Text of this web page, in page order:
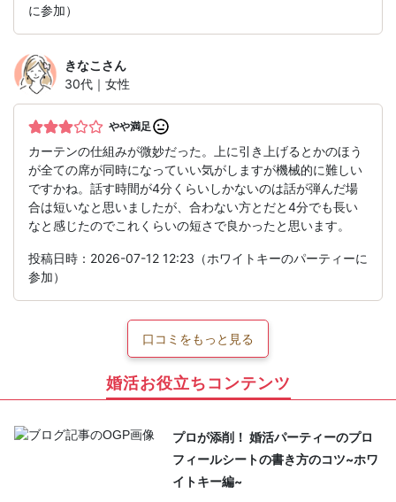
に参加）
きなこ さん
30代｜女性
やや満足
カーテンの仕組みが微妙だった。上に引き上げるとかのほう
が全ての席が同時になっていい気がしますが機械的に難しい
ですかね。話す時間が4分くらいしかないのは話が弾んだ場
合は短いなと思いましたが、合わない方とだと4分でも長い
なと感じたのでこれくらいの短さで良かったと思います。
投稿日時：2026-07-12 12:23（ホワイトキーのパーティーに
参加）
口コミをもっと見る
婚活お役立ちコンテンツ
プロが添削！ 婚活パーティーのプロ
フィールシートの書き方のコツ~ホワ
イトキー編~